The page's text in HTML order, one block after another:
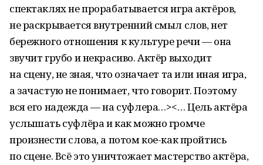
спектаклях не прорабатывается игра актёров,
не раскрывается внутренний смыл слов, нет
бережного отношения к культуре речи — она
звучит грубо и некрасиво. Актёр выходит
на сцену, не зная, что означает та или иная игра,
а зачастую не понимает, что говорит. Поэтому
вся его надежда — на суфлера…><… Цель актёра
услышать суфлёра и как можно громче
произнести слова, а потом кое-как пройтись
по сцене. Всё это уничтожает мастерство актёра,